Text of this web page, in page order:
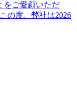
をご愛顧いただ
の度、弊社は2026